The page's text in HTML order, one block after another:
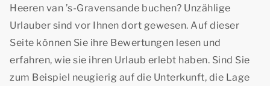
Heeren van ’s-Gravensande buchen? Unzählige
Urlauber sind vor Ihnen dort gewesen. Auf dieser
Seite können Sie ihre Bewertungen lesen und
erfahren, wie sie ihren Urlaub erlebt haben. Sind Sie
zum Beispiel neugierig auf die Unterkunft, die Lage